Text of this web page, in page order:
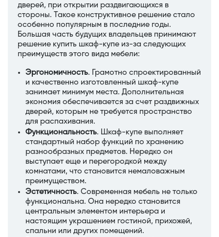
дверей, при открытии раздвигающихся в
стороны. Такое конструктивное решение стало
особенно популярным в последние годы.
Большая часть будущих владельцев принимают
решение купить шкаф-купе из-за следующих
преимуществ этого вида мебели:
Эргономичность. Грамотно спроектированный
и качественно изготовленный шкаф-купе
занимает минимум места. Дополнительная
экономия обеспечивается за счет раздвижных
дверей, которым не требуется пространство
для распахивания.
Функциональность. Шкаф-купе выполняет
стандартный набор функций по хранению
разнообразных предметов. Нередко он
выступает еще и перегородкой между
комнатами, что становится немаловажным
преимуществом.
Эстетичность. Современная мебель не только
функциональна. Она нередко становится
центральным элементом интерьера и
настоящим украшением гостиной, прихожей,
спальни или других помещений.